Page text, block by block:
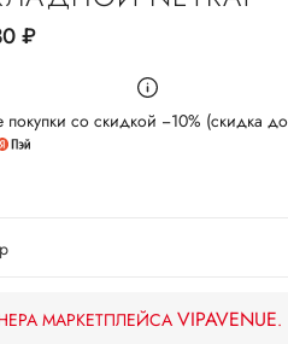
руб.
покупки со скидкой −10% (скидка
МАРКЕТПЛЕЙСА VIPAVENUE.